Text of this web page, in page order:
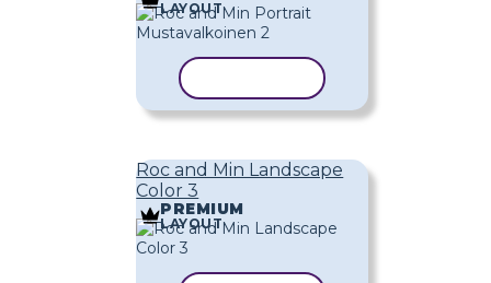
LAYOUT
Roc and Min Landscape
Color 3
PREMIUM
LAYOUT